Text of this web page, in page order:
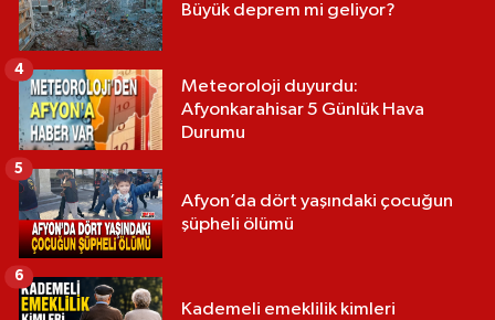
Büyük deprem mi geliyor?
Meteoroloji duyurdu:
Afyonkarahisar 5 Günlük Hava
Durumu
4
Afyon’da dört yaşındaki çocuğun
şüpheli ölümü
5
Kademeli emeklilik kimleri
6